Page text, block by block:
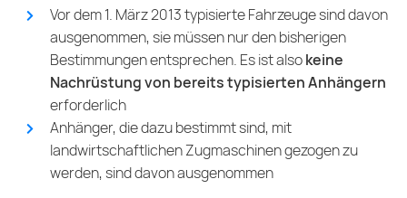
Vor dem 1. März 2013 typisierte Fahrzeuge sind davon
ausgenommen, sie müssen nur den bisherigen
Bestimmungen entsprechen. Es ist alsokeine
Nachrüstung von bereits typisierten Anhängern
erforderlich
Anhänger, die dazu bestimmt sind, mit
landwirtschaftlichen Zugmaschinen gezogen zu
werden, sind davon ausgenommen